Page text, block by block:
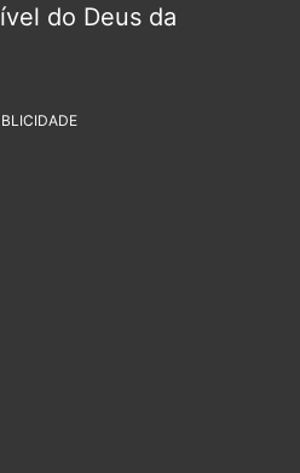
do Deus da